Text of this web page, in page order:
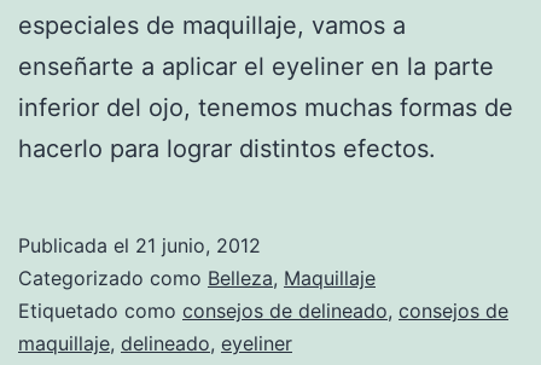
especiales de maquillaje, vamos a
enseñarte a aplicar el eyeliner en la parte
inferior del ojo, tenemos muchas formas de
hacerlo para lograr distintos efectos.
Publicada el 21 junio, 2012
Categorizado como Belleza, Maquillaje
Etiquetado como consejos de delineado, consejos de
maquillaje, delineado, eyeliner